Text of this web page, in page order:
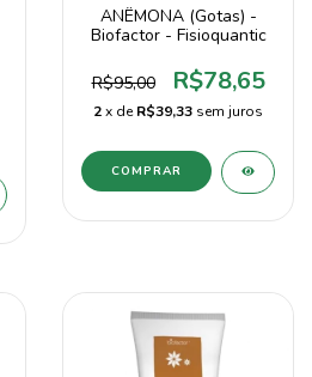
ANÊMONA (Gotas) -
Biofactor - Fisioquantic
R$95,00 R$78,65
2x deR$39,33 sem juros